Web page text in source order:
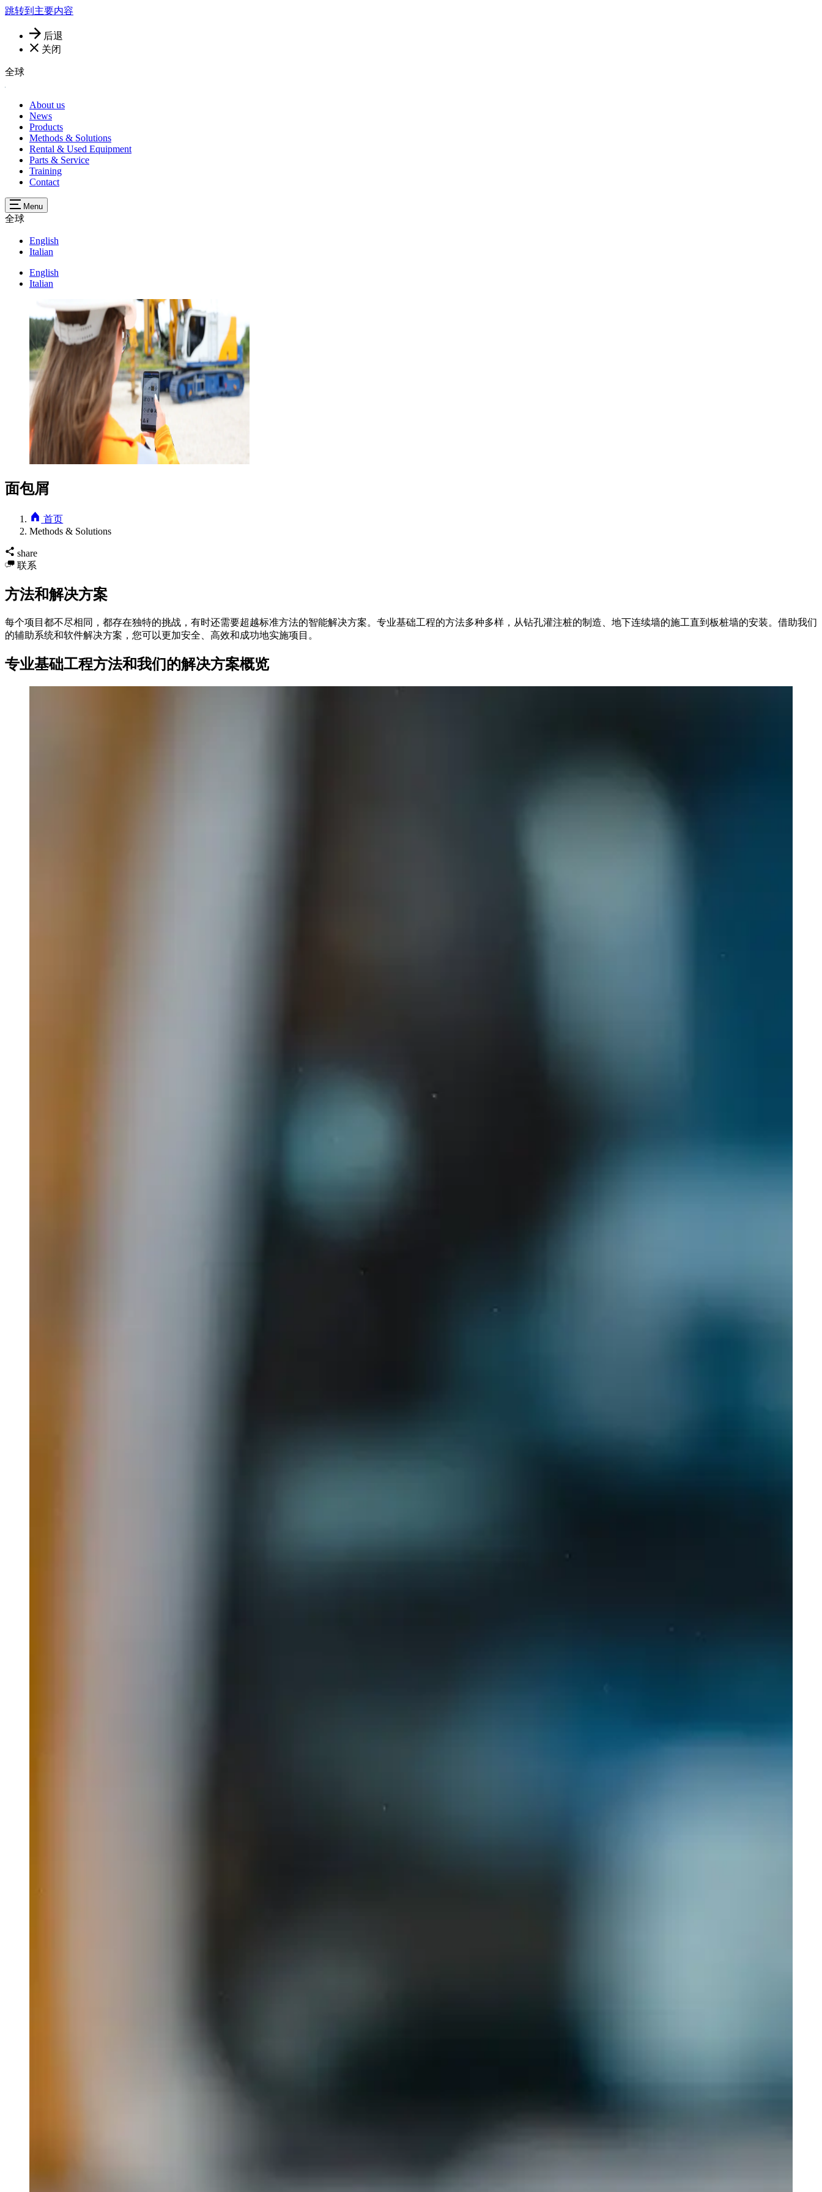
跳转到主要内容
后退
关闭
全球
About us
News
Products
Methods & Solutions
Rental & Used Equipment
Parts & Service
Training
Contact
Menu
全球
English
Italian
English
Italian
面包屑
首页
Methods & Solutions
share
联系
方法和解决方案
每个项目都不尽相同，都存在独特的挑战，有时还需要超越标准方法的智能解决方案。专业基础工程的方法多种多样，从钻孔灌注桩的制造、地下连续墙的施工直到板桩墙的安装。借助我们
的辅助系统和软件解决方案，您可以更加安全、高效和成功地实施项目。
专业基础工程方法和我们的解决方案概览